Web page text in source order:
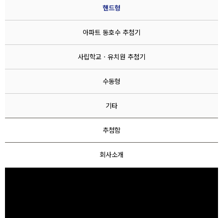
핸드형
아파트 동호수 추첨기
사립학교ㆍ유치원 추첨기
수동형
기타
추첨함
회사소개
사립학교ㆍ유치원 추
첨기
기타